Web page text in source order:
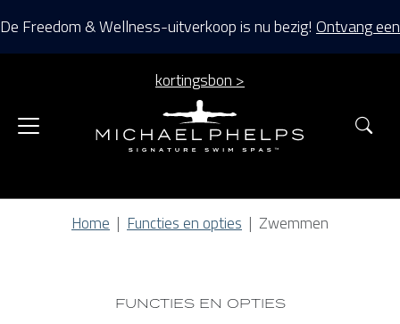
De Freedom & Wellness-uitverkoop is nu bezig! Ontvang een
kortingsbon >
Home Functies en opties Zwemmen
FUNCTIES EN OPTIES